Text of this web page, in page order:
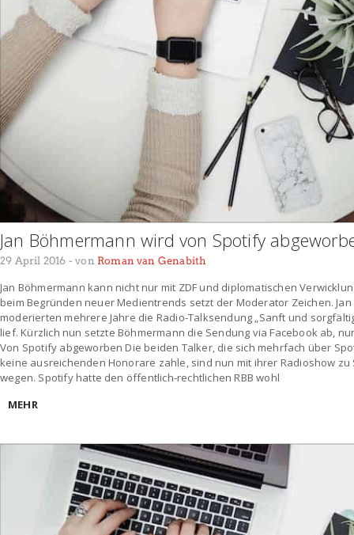
Jan Böhmermann wird von Spotify
29 April 2016 - von Roman van Genabith
Jan Böhmermann kann nicht nur mit ZDF und diplomatischen
beim Begründen neuer Medientrends setzt der Moderator Zeichen.
moderierten mehrere Jahre die Radio-Talksendung „Sanft und
lief. Kürzlich nun setzte Böhmermann die Sendung via Facebook ab,
Von Spotify abgeworben Die beiden Talker, die sich mehrfach über
keine ausreichenden Honorare zahle, sind nun mit ihrer Radioshow
wegen. Spotify hatte den öffentlich-rechtlichen RBB wohl
MEHR